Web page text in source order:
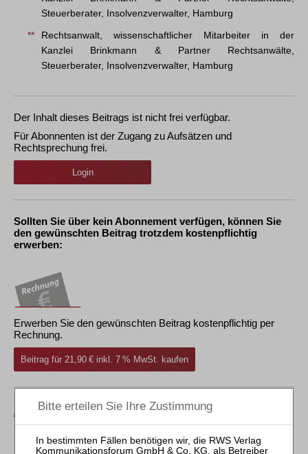
Steuerberater, Insolvenzverwalter, Hamburg
**
Rechtsanwalt, wissenschaftlicher Mitarbeiter in der
Kanzlei Brinkmann & Partner Rechtsanwälte,
Steuerberater, Insolvenzverwalter, Hamburg
Der Inhalt dieses Beitrags ist nicht frei verfügbar.
Für Abonnenten ist der Zugang zu Aufsätzen und
Rechtsprechung frei.
Login
Sollten Sie über kein Abonnement verfügen, können Sie
den gewünschten Beitrag trotzdem kostenpflichtig
erwerben:
Erwerben Sie den gewünschten Beitrag kostenpflichtig per
Rechnung.
Beitrag für 21,90 € inkl. 7 % MwSt. kaufen
Erwerben Sie den gewünschten Beitrag kostenpflichtig mit
PayPal.